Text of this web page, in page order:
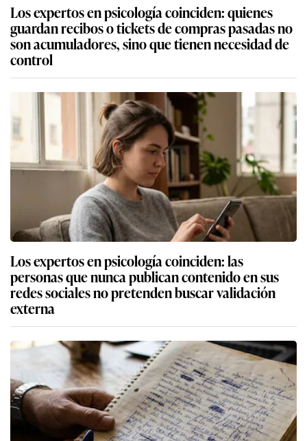
Los expertos en psicología coinciden: quienes
guardan recibos o tickets de compras pasadas no
son acumuladores, sino que tienen necesidad de
control
Los expertos en psicología coinciden: las
personas que nunca publican contenido en sus
redes sociales no pretenden buscar validación
externa